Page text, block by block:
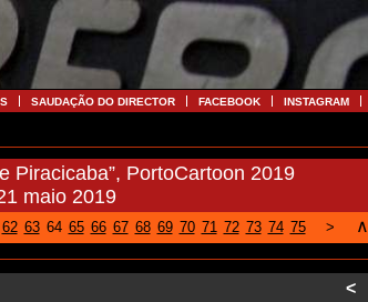
SAUDAÇÃO DO DIRECTOR FACEBOOK INSTAGRAM
Piracicaba”, PortoCartoon 2019
maio 2019
62 63 64 65 66 67 68 69 70 71 72 73 74 75 > ∧
<